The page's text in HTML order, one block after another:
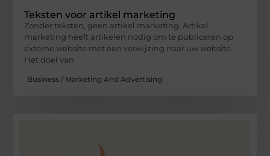
Teksten voor artikel marketing
Zonder teksten, geen artikel marketing. Artikel
marketing heeft artikelen nodig om te publiceren op
externe website met een verwijzing naar uw website.
Het doel van
Business / Marketing And Advertising